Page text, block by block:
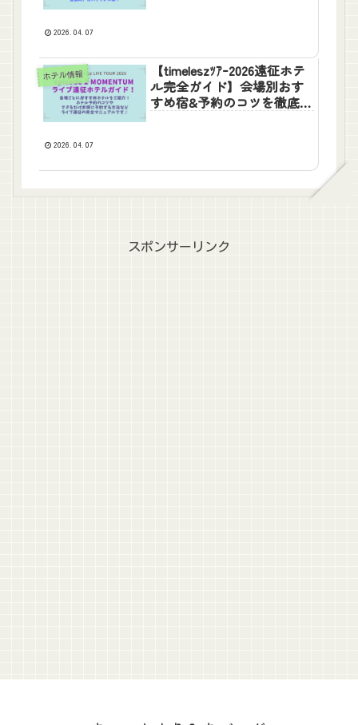
2026.04.07
ホテル情報
【timeleszﾂｱｰ2026遠征ホテ
ル完全ガイド】会場別おす
すめ宿&予約のコツを徹底解
2026.04.07
スポンサーリンク